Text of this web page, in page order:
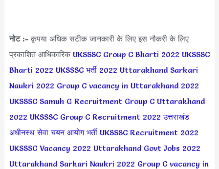
नोट :-कृपया अधिक सटीक जानकारी के लिए इस नौकरी के लिए
प्रकाशित आधिकारिक UKSSSC Group C Bharti 2022 UKSSSC
Bharti 2022 UKSSSC भर्ती 2022 Uttarakhand Sarkari
Naukri 2022 Group C vacancy in Uttarakhand 2022
UKSSSC Samuh G Recruitment Group C Uttarakhand
2022 UKSSSC Group C Recruitment 2022 उत्तराखंड
अधीनस्थ सेवा चयन आयोग भर्ती UKSSSC Recruitment 2022
UKSSSC Vacancy 2022 Uttarakhand Govt Jobs 2022
Uttarakhand Sarkari Naukri 2022 Group C vacancy in